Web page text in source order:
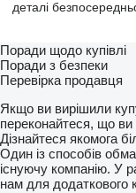
деталі
Поради щодо купівлі
Поради з безпеки
Перевірка продавця
Якщо ви вирішили
переконайтеся, що
Дізнайтеся якомога
Один із способів
існуючу компанію. У
нам для додаткового